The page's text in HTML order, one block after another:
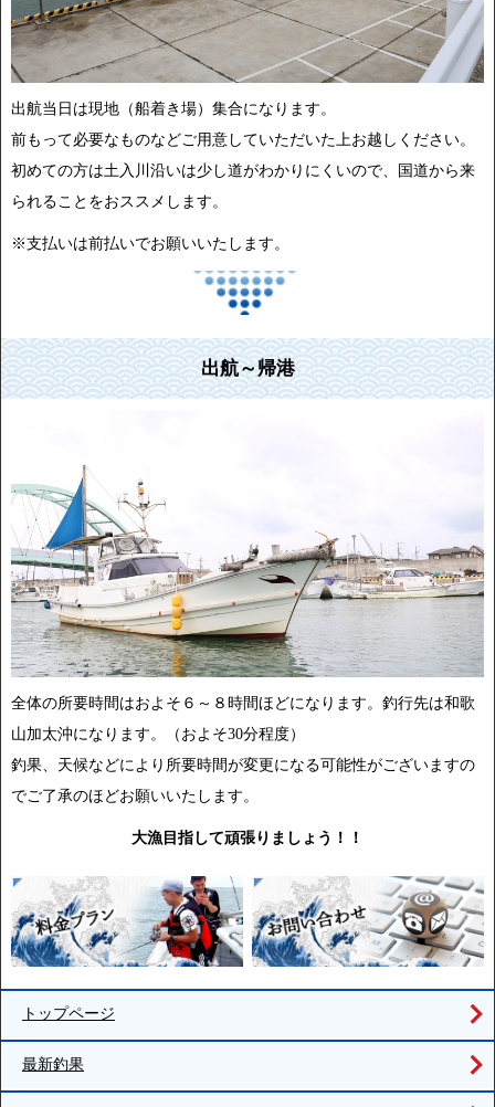
出航当日は現地（船着き場）集合になります。
前もって必要なものなどご用意していただいた上お越しください。
初めての方は土入川沿いは少し道がわかりにくいので、国道から来
られることをおススメします。
※支払いは前払いでお願いいたします。
出航～帰港
全体の所要時間はおよそ６～８時間ほどになります。釣行先は和歌
山加太沖になります。（およそ30分程度）
釣果、天候などにより所要時間が変更になる可能性がございますの
でご了承のほどお願いいたします。
大漁目指して頑張りましょう！！
トップページ
最新釣果